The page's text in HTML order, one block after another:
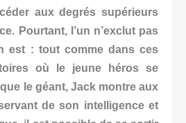
aux degrés supérieurs
Pourtant, l’un n’exclut pas
est : tout comme dans ces
où le jeune héros se
le géant, Jack montre aux
de son intelligence et